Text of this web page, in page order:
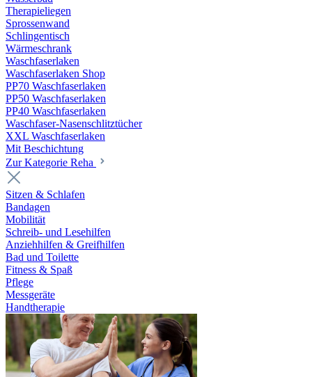
Therapieliegen
Sprossenwand
Schlingentisch
Wärmeschrank
Waschfaserlaken
Waschfaserlaken Shop
PP70 Waschfaserlaken
PP50 Waschfaserlaken
PP40 Waschfaserlaken
Waschfaser-Nasenschlitztücher
XXL Waschfaserlaken
Mit Beschichtung
Zur Kategorie Reha
Sitzen & Schlafen
Bandagen
Mobilität
Schreib- und Lesehilfen
Anziehhilfen & Greifhilfen
Bad und Toilette
Fitness & Spaß
Pflege
Messgeräte
Handtherapie